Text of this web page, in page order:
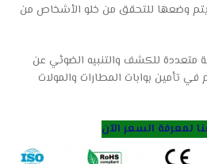
وضعها للتحقق من خلو الأشخاص من
للكشف والتنبيه الضوئي عن
تأمين بوابات المطارات والمولات
لمعرفة السعر الآن